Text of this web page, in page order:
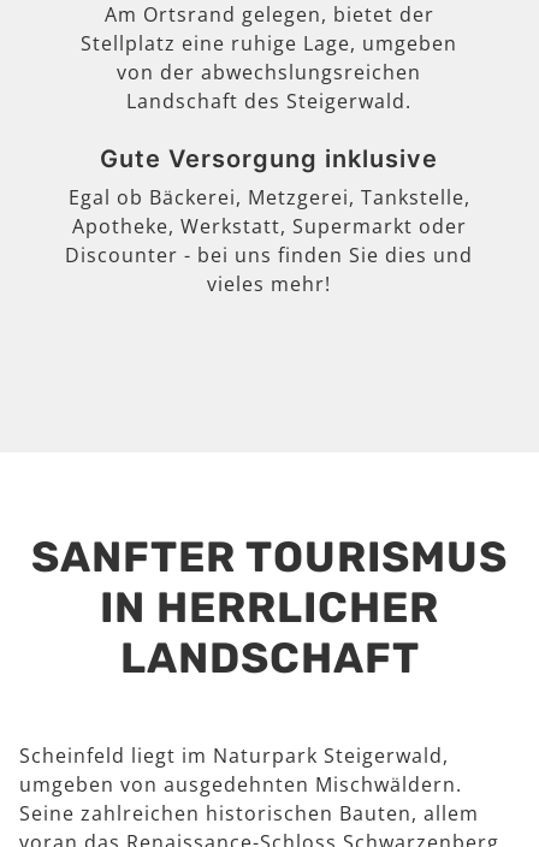
Am Ortsrand gelegen, bietet der
Stellplatz eine ruhige Lage, umgeben
von der abwechslungsreichen
Landschaft des Steigerwald.
Gute Versorgung inklusive
Egal ob Bäckerei, Metzgerei, Tankstelle,
Apotheke, Werkstatt, Supermarkt oder
Discounter - bei uns finden Sie dies und
vieles mehr!
SANFTER TOURISMUS
IN HERRLICHER
LANDSCHAFT
Scheinfeld liegt im Naturpark Steigerwald,
umgeben von ausgedehnten Mischwäldern.
Seine zahlreichen historischen Bauten, allem